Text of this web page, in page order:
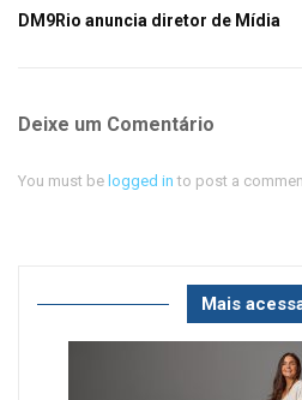
DM9Rio anuncia diretor de Mídia
Deixe um Comentário
You must be logged in to post a
Mais